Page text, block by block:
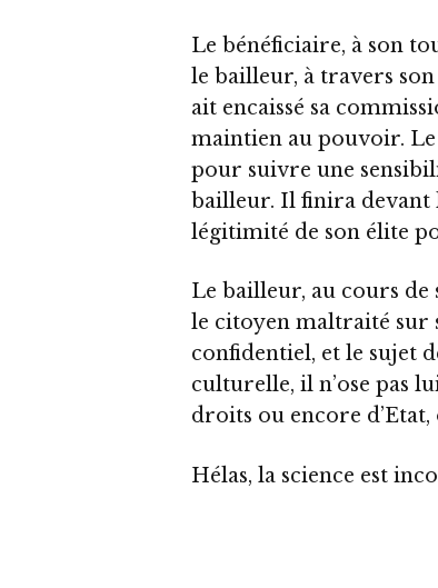
Le bénéficiaire, à son
le bailleur, à travers
ait encaissé sa
maintien au pouvoir.
pour suivre une
bailleur. Il finira devant
légitimité de son élite
Le bailleur, au cours de
le citoyen maltraité sur
confidentiel, et le sujet
culturelle, il n’ose pas
droits ou encore
Hélas, la science est